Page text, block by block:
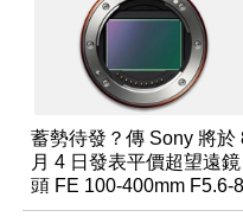
蓄勢待發？傳 Sony 將於
月 4 日發表平價超望遠鏡
頭 FE 100-400mm F5.6-8